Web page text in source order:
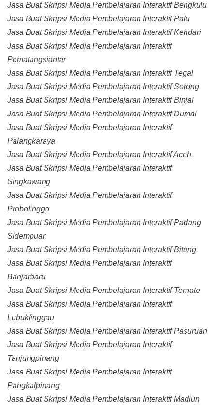
Jasa Buat Skripsi Media Pembelajaran Interaktif Bengkulu
Jasa Buat Skripsi Media Pembelajaran Interaktif Palu
Jasa Buat Skripsi Media Pembelajaran Interaktif Kendari
Jasa Buat Skripsi Media Pembelajaran Interaktif
Pematangsiantar
Jasa Buat Skripsi Media Pembelajaran Interaktif Tegal
Jasa Buat Skripsi Media Pembelajaran Interaktif Sorong
Jasa Buat Skripsi Media Pembelajaran Interaktif Binjai
Jasa Buat Skripsi Media Pembelajaran Interaktif Dumai
Jasa Buat Skripsi Media Pembelajaran Interaktif
Palangkaraya
Jasa Buat Skripsi Media Pembelajaran Interaktif Aceh
Jasa Buat Skripsi Media Pembelajaran Interaktif
Singkawang
Jasa Buat Skripsi Media Pembelajaran Interaktif
Probolinggo
Jasa Buat Skripsi Media Pembelajaran Interaktif Padang
Sidempuan
Jasa Buat Skripsi Media Pembelajaran Interaktif Bitung
Jasa Buat Skripsi Media Pembelajaran Interaktif
Banjarbaru
Jasa Buat Skripsi Media Pembelajaran Interaktif Ternate
Jasa Buat Skripsi Media Pembelajaran Interaktif
Lubuklinggau
Jasa Buat Skripsi Media Pembelajaran Interaktif Pasuruan
Jasa Buat Skripsi Media Pembelajaran Interaktif
Tanjungpinang
Jasa Buat Skripsi Media Pembelajaran Interaktif
Pangkalpinang
Jasa Buat Skripsi Media Pembelajaran Interaktif Madiun